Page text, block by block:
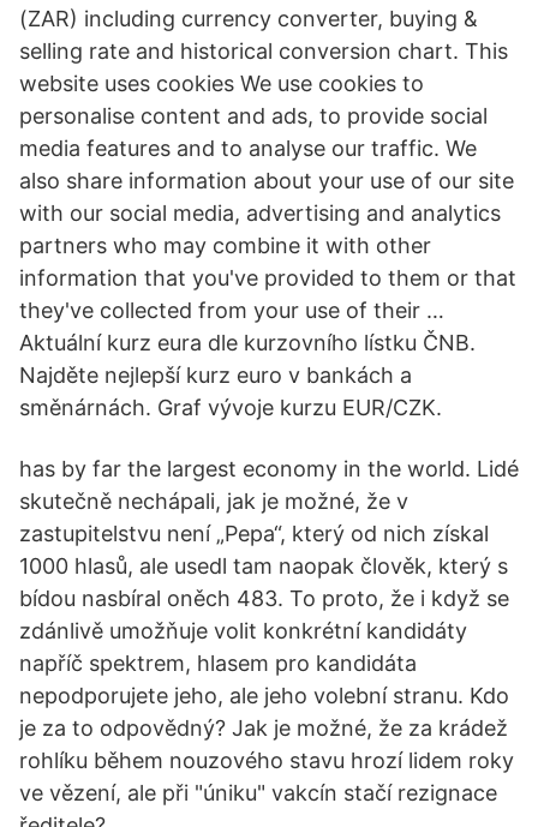
(ZAR) including currency converter, buying &
selling rate and historical conversion chart. This
website uses cookies We use cookies to
personalise content and ads, to provide social
media features and to analyse our traffic. We
also share information about your use of our site
with our social media, advertising and analytics
partners who may combine it with other
information that you've provided to them or that
they've collected from your use of their …
Aktuální kurz eura dle kurzovního lístku ČNB.
Najděte nejlepší kurz euro v bankách a
směnárnách. Graf vývoje kurzu EUR/CZK.
has by far the largest economy in the world. Lidé
skutečně nechápali, jak je možné, že v
zastupitelstvu není „Pepa“, který od nich získal
1000 hlasů, ale usedl tam naopak člověk, který s
bídou nasbíral oněch 483. To proto, že i když se
zdánlivě umožňuje volit konkrétní kandidáty
napříč spektrem, hlasem pro kandidáta
nepodporujete jeho, ale jeho volební stranu. Kdo
je za to odpovědný? Jak je možné, že za krádež
rohlíku během nouzového stavu hrozí lidem roky
ve vězení, ale při "úniku" vakcín stačí rezignace